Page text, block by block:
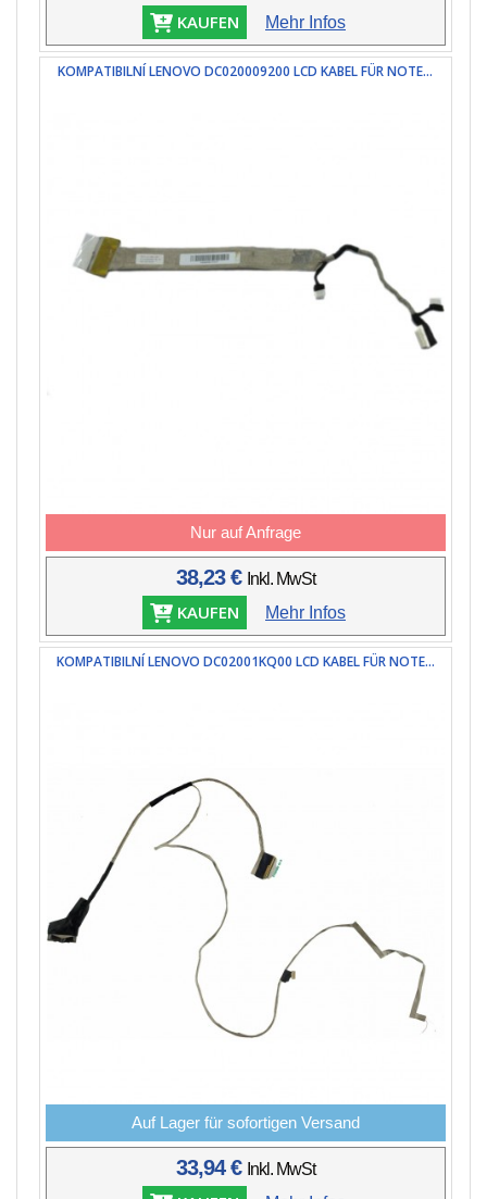
KAUFEN Mehr Infos
KOMPATIBILNÍ LENOVO DC020009200 LCD KABEL FÜR NOTE...
Nur auf Anfrage
38,23 € Inkl. MwSt
KAUFEN Mehr Infos
KOMPATIBILNÍ LENOVO DC02001KQ00 LCD KABEL FÜR NOTE...
Auf Lager für sofortigen Versand
33,94 € Inkl. MwSt